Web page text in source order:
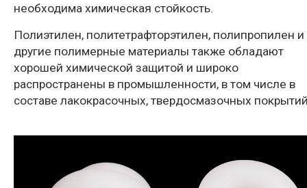
необходима химическая стойкость.
Полиэтилен, политетрафторэтилен, полипропилен и
другие полимерные материалы также обладают
хорошей химической защитой и широко
распространены в промышленности, в том числе в
составе лакокрасочных, твердосмазочных